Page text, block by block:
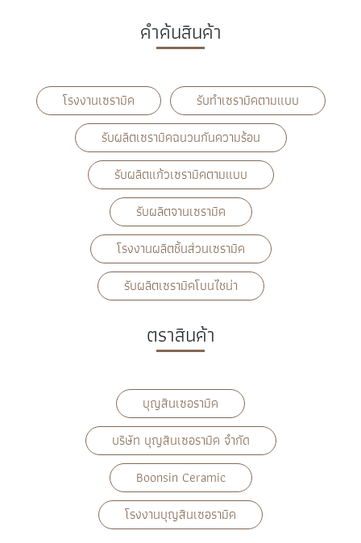
คำค้นสินค้า
โรงงานเซรามิค
รับทําเซรามิคตามแบบ
รับผลิตเซรามิคฉนวนกันความร้อน
รับผลิตแก้วเซรามิคตามแบบ
รับผลิตจานเซรามิค
โรงงานผลิตชิ้นส่วนเซรามิค
รับผลิตเซรามิคโบนไชน่า
ตราสินค้า
บุญสินเซอรามิค
บริษัท บุญสินเซอรามิค จำกัด
Boonsin Ceramic
โรงงานบุญสินเซอรามิค